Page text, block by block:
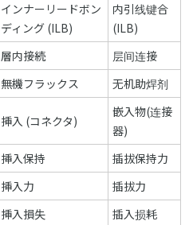
インナーリードボン
ディング (ILB)
内引线键合
(ILB)
層内接続
层间连接
無機フラックス 无机助焊剂
挿入 (コネクタ)
嵌入物(连接
器)
挿入保持
插拔保持力
挿入力
插拔力
挿入損失 插入损耗